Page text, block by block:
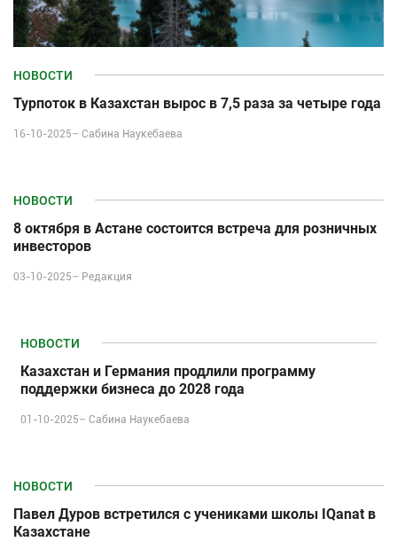
НОВОСТИ
Турпоток в Казахстан вырос в 7,5 раза за четыре года
16-10-2025– Сабина Наукебаева
НОВОСТИ
8 октября в Астане состоится встреча для розничных
инвесторов
03-10-2025– Редакция
НОВОСТИ
Казахстан и Германия продлили программу
поддержки бизнеса до 2028 года
01-10-2025–Сабина Наукебаева
НОВОСТИ
Павел Дуров встретился с учениками школы IQanat в
Казахстане